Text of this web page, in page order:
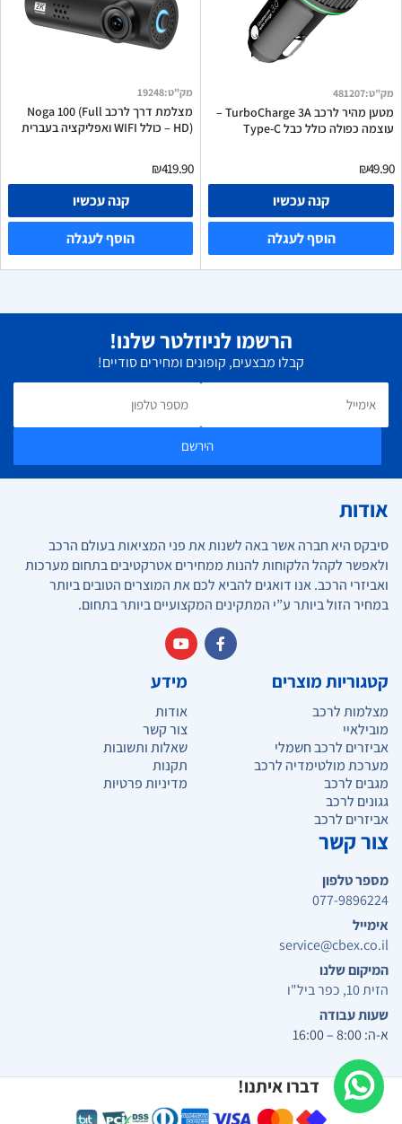
מק"ט:
481207
מטען מהיר לרכב TurboCharge 3A –
עוצמה כפולה כולל כבל Type-C
₪49.90
קנה עכשיו
הוסף לעגלה
מק"ט:
19248
מצלמת דרך לרכב Noga 100 (Full
HD) – כולל WIFI ואפליקציה בעברית
₪419.90
קנה עכשיו
הוסף לעגלה
דברו איתנו!
הרשמו לניוזלטר שלנו!
קבלו מבצעים, קופונים ומחירים סודיים!
הירשם
אודות
סיבקס היא חברה אשר באה לשנות את פני המציאות בעולם הרכב
ולאפשר לקהל הלקוחות להנות ממחירים אטרקטיבים בתחום מערכות
ואביזרי הרכב. אנו דואגים להביא לכם את המוצרים הטובים ביותר
במחיר הזול ביותר ע”י המתקינים המקצועיים ביותר בתחום.
קטגוריות מוצרים
מצלמות לרכב
מובילאיי
אביזרים לרכב חשמלי
מערכת מולטימדיה לרכב
מגבים לרכב
גגונים לרכב
אביזרים לרכב
מידע
אודות
צור קשר
שאלות ותשובות
תקנות
מדיניות פרטיות
צור קשר
מספר טלפון
077-9896224
אימייל
service@cbex.co.il
המיקום שלנו
הזית 10, כפר ביל"ו
שעות עבודה
א-ה: 8:00 – 16:00